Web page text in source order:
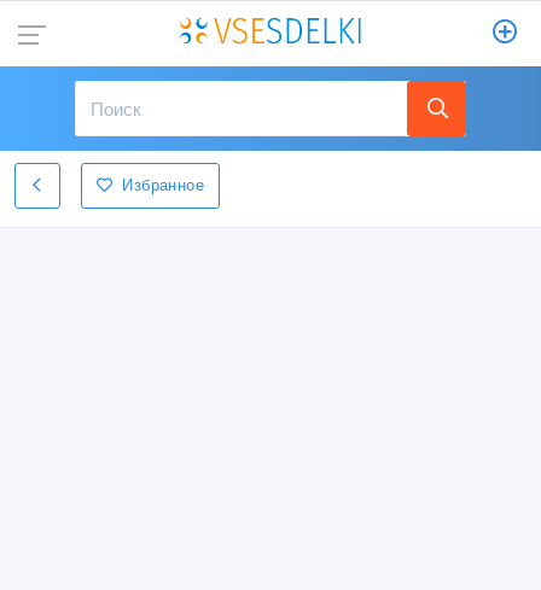
Избранное